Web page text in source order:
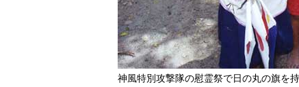
神風特別攻撃隊の慰霊祭で日の丸の旗を